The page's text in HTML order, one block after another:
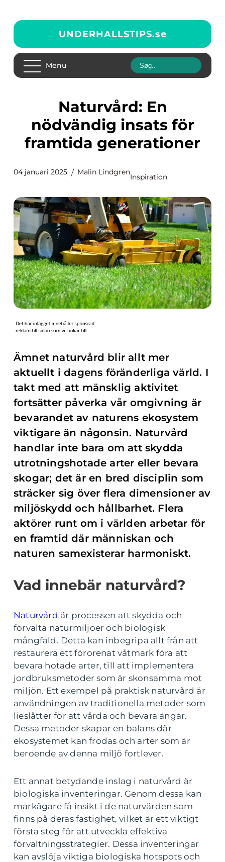
UNDERHALLSTIPS.se
Menu
Naturvård: En
nödvändig insats för
framtida generationer
04 januari 2025 Malin Lindgren
Inspiration
Ämnet naturvård blir allt mer
aktuellt i dagens föränderliga värld. I
takt med att mänsklig aktivitet
fortsätter påverka vår omgivning är
bevarandet av naturens ekosystem
viktigare än någonsin. Naturvård
handlar inte bara om att skydda
utrotningshotade arter eller bevara
skogar; det är en bred disciplin som
sträcker sig över flera dimensioner av
miljöskydd och hållbarhet. Flera
aktörer runt om i världen arbetar för
en framtid där människan och
naturen samexisterar harmoniskt.
Vad innebär naturvård?
Naturvård är processen att skydda och
förvalta naturmiljöer och biologisk
mångfald. Detta kan inbegripa allt från att
restaurera ett förorenat våtmark föra att
bevara hotade arter, till att implementera
jordbruksmetoder som är skonsamma mot
miljön. Ett exempel på praktisk naturvård är
användningen av traditionella metoder som
lieslåtter för att vårda och bevara ängar.
Dessa metoder skapar en balans där
ekosystemet kan frodas och arter som är
beroende av denna miljö fortlever.
Ett annat betydande inslag i naturvård är
biologiska inventeringar. Genom dessa kan
markägare få insikt i de naturvärden som
finns på deras fastighet, vilket är ett viktigt
första steg för att utveckla effektiva
förvaltningsstrategier. Dessa inventeringar
kan avslöja viktiga biologiska hotspots och